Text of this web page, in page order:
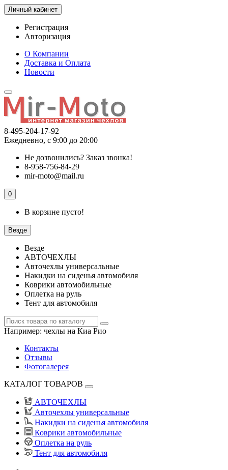
Личный кабинет
Регистрация
Авторизация
О Компании
Доставка и Оплата
Новости
8-495-204-17-92
Ежедневно, с 9:00 до 20:00
Не дозвонились? Заказ звонка!
8-958-756-84-29
mir-moto@mail.ru
0
В корзине пусто!
Везде
Везде
АВТОЧЕХЛЫ
Авточехлы универсальные
Накидки на сиденья автомобиля
Коврики автомобильные
Оплетка на руль
Тент для автомобиля
Например: чехлы на Киа Рио
Контакты
Отзывы
Фотогалерея
КАТАЛОГ ТОВАРОВ
АВТОЧЕХЛЫ
Авточехлы универсальные
Накидки на сиденья автомобиля
Коврики автомобильные
Оплетка на руль
Тент для автомобиля